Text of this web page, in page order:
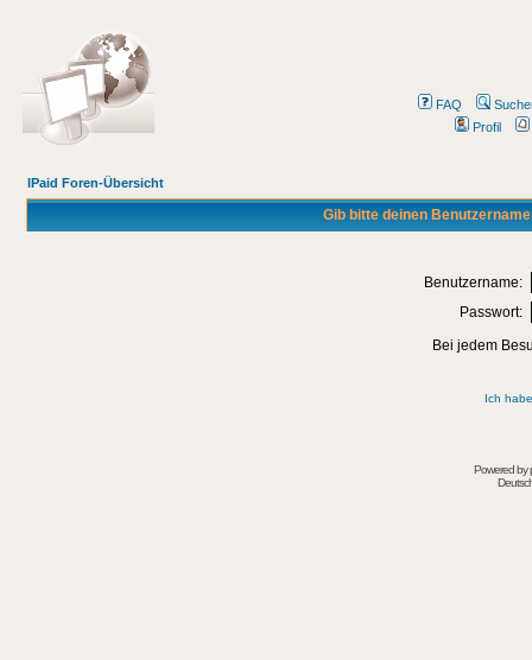
FAQ
Profil
IPaid Foren-Übersicht
Gib bitte deinen
Benutzername:
Passwort:
Bei jedem
Ich
Powered by